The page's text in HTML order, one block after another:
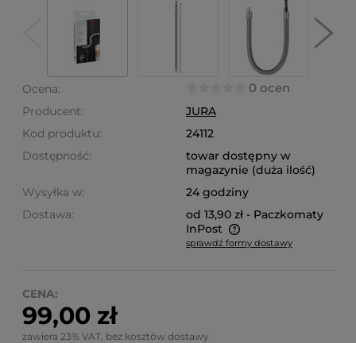
Ocena: 0 ocen
Producent:
JURA
Kod produktu:
24112
Dostępność:
towar dostępny w
magazynie (duża ilość)
Wysyłka w:
24 godziny
Dostawa:
od 13,90 zł - Paczkomaty
InPost
Cena nie zawiera ewentualnych kosztów płatności
sprawdź formy dostawy
CENA:
99,00 zł
zawiera 23% VAT, bez kosztów dostawy